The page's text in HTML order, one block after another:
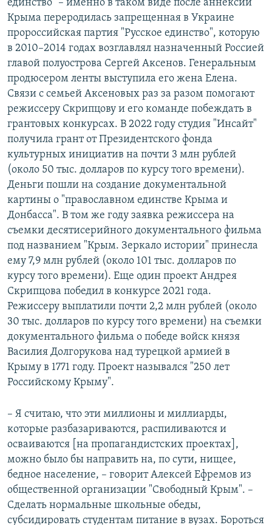
единство" – именно в таком виде после аннексии
Крыма переродилась запрещенная в Украине
пророссийская партия "Русское единство", которую
в 2010–2014 годах возглавлял назначенный Россией
главой полуострова Сергей Аксенов. Генеральным
продюсером ленты выступила его жена Елена.
Связи с семьей Аксеновых раз за разом помогают
режиссеру Скрипцову и его команде побеждать в
грантовых конкурсах. В 2022 году студия "Инсайт"
получила грант от Президентского фонда
культурных инициатив на почти 3 млн рублей
(около 50 тыс. долларов по курсу того времени).
Деньги пошли на создание документальной
картины о "православном единстве Крыма и
Донбасса". В том же году заявка режиссера на
съемки десятисерийного документального фильма
под названием "Крым. Зеркало истории" принесла
ему 7,9 млн рублей (около 101 тыс. долларов по
курсу того времени). Еще один проект Андрея
Скрипцова победил в конкурсе 2021 года.
Режиссеру выплатили почти 2,2 млн рублей (около
30 тыс. долларов по курсу того времени) на съемки
документального фильма о победе войск князя
Василия Долгорукова над турецкой армией в
Крыму в 1771 году. Проект назывался "250 лет
Российскому Крыму".
– Я считаю, что эти миллионы и миллиарды,
которые разбазариваются, распиливаются и
осваиваются [на пропагандистских проектах],
можно было бы направить на, по сути, нищее,
бедное население, – говорит Алексей Ефремов из
общественной организации "Свободный Крым". –
Сделать нормальные школьные обеды,
субсидировать студентам питание в вузах. Бороться